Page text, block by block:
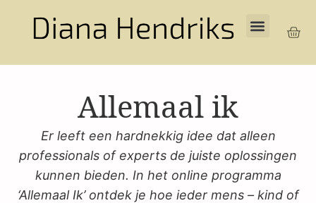
Allemaal ik
Er leeft een hardnekkig idee dat alleen
professionals of experts de juiste oplossingen
kunnen bieden. In het online programma
‘Allemaal Ik’ ontdek je hoe ieder mens – kind of